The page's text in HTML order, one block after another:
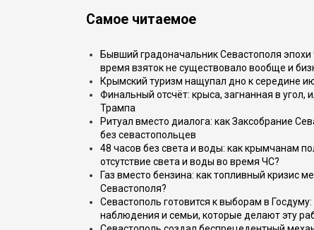
Самое читаемое
Бывший градоначальник Севастополя эпохи
время взяток не существовало вообще и
Крымский туризм нащупал дно к середине
Финальный отсчёт: крыса, загнанная в угол,
Трампа
Ритуал вместо диалога: как Заксобрание
без севастопольцев
48 часов без света и воды: как крымчанам
отсутствие света и воды во время ЧС?
Газ вместо бензина: как топливный кризис
Севастополя?
Севастополь готовится к выборам в
наблюдения и семьи, которые делают эту